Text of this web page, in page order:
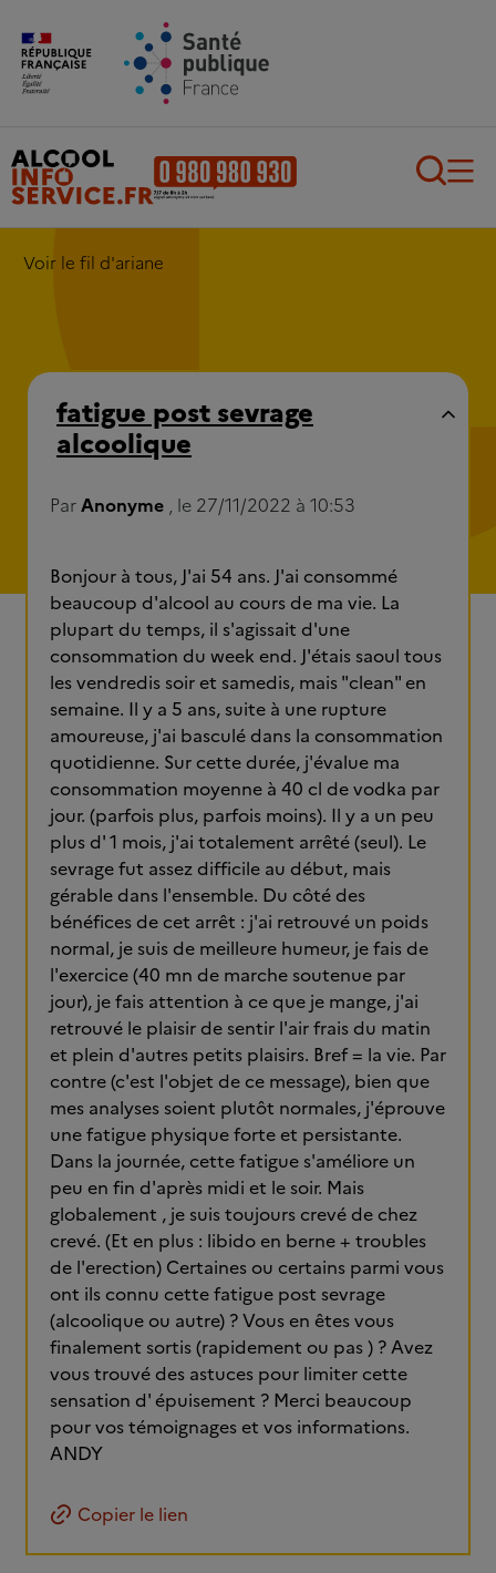
Aller au contenu principal
Voir le fil d'ariane
fatigue post sevrage
alcoolique
ParAnonyme , le 27/11/2022 à 10:53
Bonjour à tous, J'ai 54 ans. J'ai consommé
beaucoup d'alcool au cours de ma vie. La
plupart du temps, il s'agissait d'une
consommation du week end. J'étais saoul tous
les vendredis soir et samedis, mais "clean" en
semaine. Il y a 5 ans, suite à une rupture
amoureuse, j'ai basculé dans la consommation
quotidienne. Sur cette durée, j'évalue ma
consommation moyenne à 40 cl de vodka par
jour. (parfois plus, parfois moins). Il y a un peu
plus d' 1 mois, j'ai totalement arrêté (seul). Le
sevrage fut assez difficile au début, mais
gérable dans l'ensemble. Du côté des
bénéfices de cet arrêt : j'ai retrouvé un poids
normal, je suis de meilleure humeur, je fais de
l'exercice (40 mn de marche soutenue par
jour), je fais attention à ce que je mange, j'ai
retrouvé le plaisir de sentir l'air frais du matin
et plein d'autres petits plaisirs. Bref = la vie. Par
contre (c'est l'objet de ce message), bien que
mes analyses soient plutôt normales, j'éprouve
une fatigue physique forte et persistante.
Dans la journée, cette fatigue s'améliore un
peu en fin d'après midi et le soir. Mais
globalement , je suis toujours crevé de chez
crevé. (Et en plus : libido en berne + troubles
de l'erection) Certaines ou certains parmi vous
ont ils connu cette fatigue post sevrage
(alcoolique ou autre) ? Vous en êtes vous
finalement sortis (rapidement ou pas ) ? Avez
vous trouvé des astuces pour limiter cette
sensation d' épuisement ? Merci beaucoup
pour vos témoignages et vos informations.
ANDY
Copier le lien